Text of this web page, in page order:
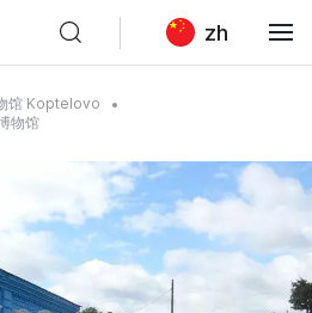
zh
馆 Koptelovo
物馆